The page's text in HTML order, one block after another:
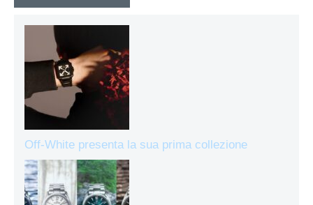
Off-White presenta la sua prima collezione